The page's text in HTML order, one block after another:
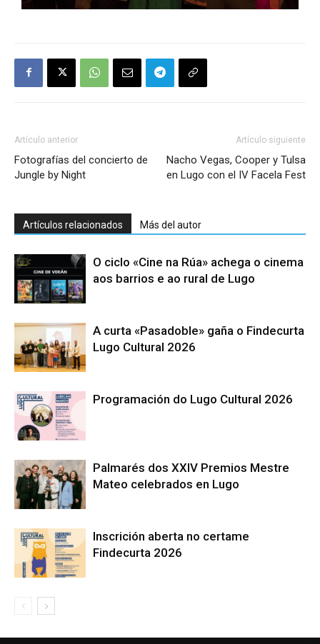
Artículo anterior
Fotografías del concierto de
Jungle by Night
Artículo siguiente
Nacho Vegas, Cooper y Tulsa
en Lugo con el IV Facela Fest
Artículos relacionados Más del autor
O ciclo «Cine na Rúa» achega o cinema
aos barrios e ao rural de Lugo
A curta «Pasadoble» gaña o Findecurta
Lugo Cultural 2026
Programación do Lugo Cultural 2026
Palmarés dos XXIV Premios Mestre
Mateo celebrados en Lugo
Inscrición aberta no certame
Findecurta 2026